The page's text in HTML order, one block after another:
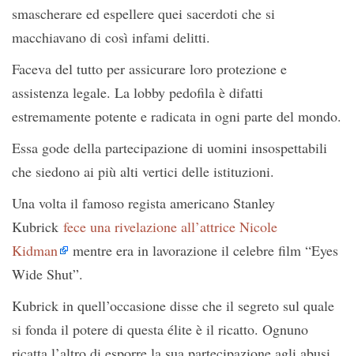
smascherare ed espellere quei sacerdoti che si
macchiavano di così infami delitti.
Faceva del tutto per assicurare loro protezione e
assistenza legale. La lobby pedofila è difatti
estremamente potente e radicata in ogni parte del mondo.
Essa gode della partecipazione di uomini insospettabili
che siedono ai più alti vertici delle istituzioni.
Una volta il famoso regista americano Stanley
Kubrick fece una rivelazione all’attrice Nicole
Kidman
mentre era in lavorazione il celebre film “Eyes
Wide Shut”.
Kubrick in quell’occasione disse che il segreto sul quale
si fonda il potere di questa élite è il ricatto. Ognuno